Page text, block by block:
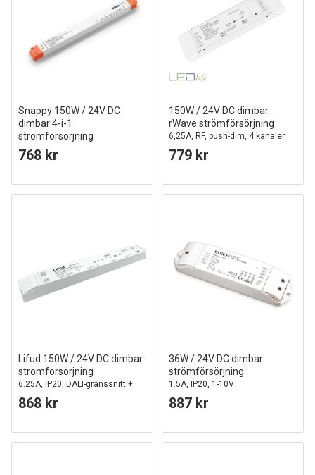
Snappy 150W / 24V DC
dimbar 4-i-1
strömförsörjning
6.25A, IP20 inomhus
768 kr
150W / 24V DC dimbar
rWave strömförsörjning
6,25A, RF, push-dim, 4 kanaler
779 kr
Lifud 150W / 24V DC dimbar
strömförsörjning
6.25A, IP20, DALI-gränssnitt +
push dim, flicker free
868 kr
36W / 24V DC dimbar
strömförsörjning
1.5A, IP20, 1-10V
887 kr